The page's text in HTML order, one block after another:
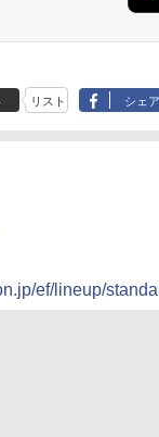
リスト シェア
ef/lineup/